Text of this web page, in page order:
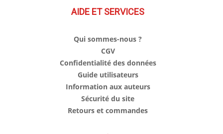
AIDE ET SERVICES
Qui sommes-nous ?
CGV
Confidentialité des données
Guide utilisateurs
Information aux auteurs
Sécurité du site
Retours et commandes